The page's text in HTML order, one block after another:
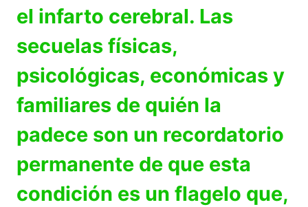
el infarto cerebral. Las
secuelas físicas,
psicológicas, económicas y
familiares de quién la
padece son un recordatorio
permanente de que esta
condición es un flagelo que,